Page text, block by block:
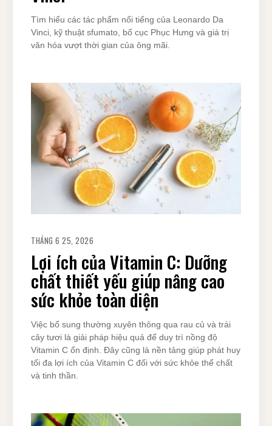
Tìm hiểu các tác phẩm nổi tiếng của Leonardo Da
Vinci, kỹ thuật sfumato, bố cục Phục Hưng và giá trị
văn hóa vượt thời gian của ông mãi.
THÁNG 6 25, 2026
Lợi ích của Vitamin C: Dưỡng
chất thiết yếu giúp nâng cao
sức khỏe toàn diện
Việc bổ sung thường xuyên thông qua rau củ và trái
cây tươi là giải pháp hiệu quả để duy trì nồng độ
Vitamin C ổn định. Đây cũng là nền tảng giúp phát huy
tối đa lợi ích của Vitamin C đối với sức khỏe thể chất
và tinh thần.